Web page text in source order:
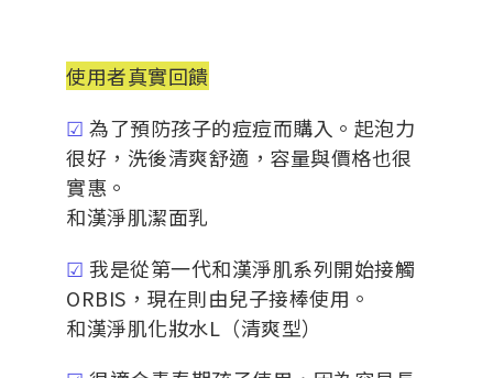
使用者真實回饋
☑ 為了預防孩子的痘痘而購入。起泡力
很好，洗後清爽舒適，容量與價格也很
實惠。
和漢淨肌潔面乳
☑ 我是從第一代和漢淨肌系列開始接觸
ORBIS，現在則由兒子接棒使用。
和漢淨肌化妝水L（清爽型）